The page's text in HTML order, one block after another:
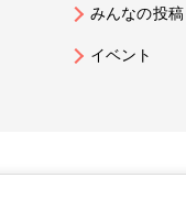
みんなの投稿
イベント